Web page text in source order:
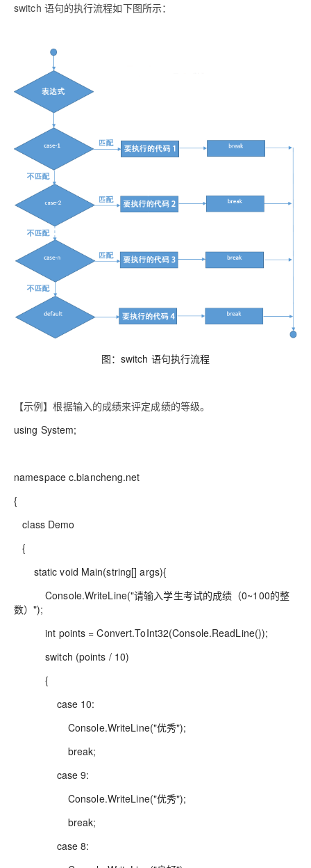
switch 语句的执行流程如下图所示：
图：switch 语句执行流程
【示例】根据输入的成绩来评定成绩的等级。
using System;
namespace c.biancheng.net
{
class Demo
{
static void Main(string[] args){
Console.WriteLine("请输入学生考试的成绩（0~100的整
数）");
int points = Convert.ToInt32(Console.ReadLine());
switch (points / 10)
{
case 10:
Console.WriteLine("优秀");
break;
case 9:
Console.WriteLine("优秀");
break;
case 8: